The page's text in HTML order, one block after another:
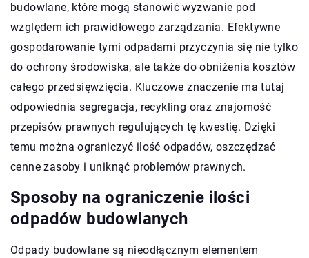
budowlane, które mogą stanowić wyzwanie pod
względem ich prawidłowego zarządzania. Efektywne
gospodarowanie tymi odpadami przyczynia się nie tylko
do ochrony środowiska, ale także do obniżenia kosztów
całego przedsięwzięcia. Kluczowe znaczenie ma tutaj
odpowiednia segregacja, recykling oraz znajomość
przepisów prawnych regulujących tę kwestię. Dzięki
temu można ograniczyć ilość odpadów, oszczędzać
cenne zasoby i uniknąć problemów prawnych.
Sposoby na ograniczenie ilości
odpadów budowlanych
Odpady budowlane są nieodłącznym elementem